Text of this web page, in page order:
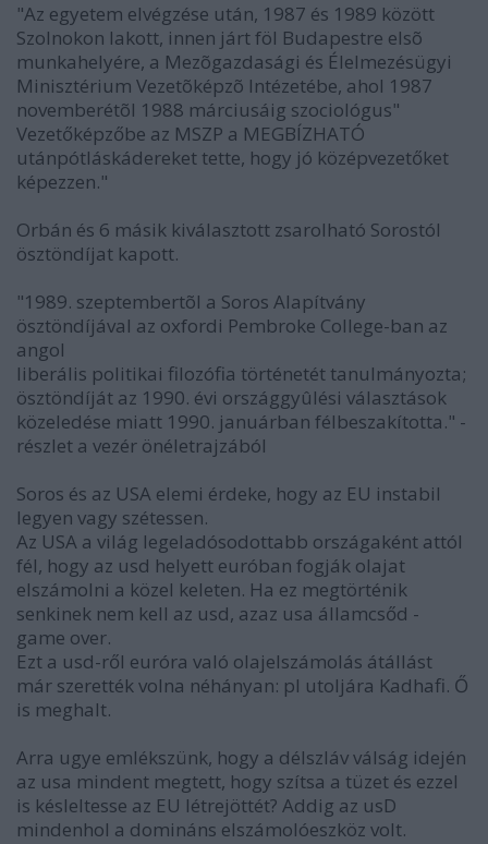
"Az egyetem elvégzése után, 1987 és 1989 között
Szolnokon lakott, innen járt föl Budapestre elsõ
munkahelyére, a Mezõgazdasági és Élelmezésügyi
Minisztérium Vezetõképzõ Intézetébe, ahol 1987
novemberétõl 1988 márciusáig szociológus"
Vezetőképzőbe az MSZP a MEGBÍZHATÓ
utánpótláskádereket tette, hogy jó középvezetőket
képezzen."
Orbán és 6 másik kiválasztott zsarolható Sorostól
ösztöndíjat kapott.
"1989. szeptembertõl a Soros Alapítvány
ösztöndíjával az oxfordi Pembroke College-ban az
angol
liberális politikai filozófia történetét tanulmányozta;
ösztöndíját az 1990. évi országgyûlési választások
közeledése miatt 1990. januárban félbeszakította." -
részlet a vezér önéletrajzából
Soros és az USA elemi érdeke, hogy az EU instabil
legyen vagy szétessen.
Az USA a világ legeladósodottabb országaként attól
fél, hogy az usd helyett euróban fogják olajat
elszámolni a közel keleten. Ha ez megtörténik
senkinek nem kell az usd, azaz usa államcsőd -
game over.
Ezt a usd-ről euróra való olajelszámolás átállást
már szerették volna néhányan: pl utoljára Kadhafi. Ő
is meghalt.
Arra ugye emlékszünk, hogy a délszláv válság idején
az usa mindent megtett, hogy szítsa a tüzet és ezzel
is késleltesse az EU létrejöttét? Addig az usD
mindenhol a domináns elszámolóeszköz volt.